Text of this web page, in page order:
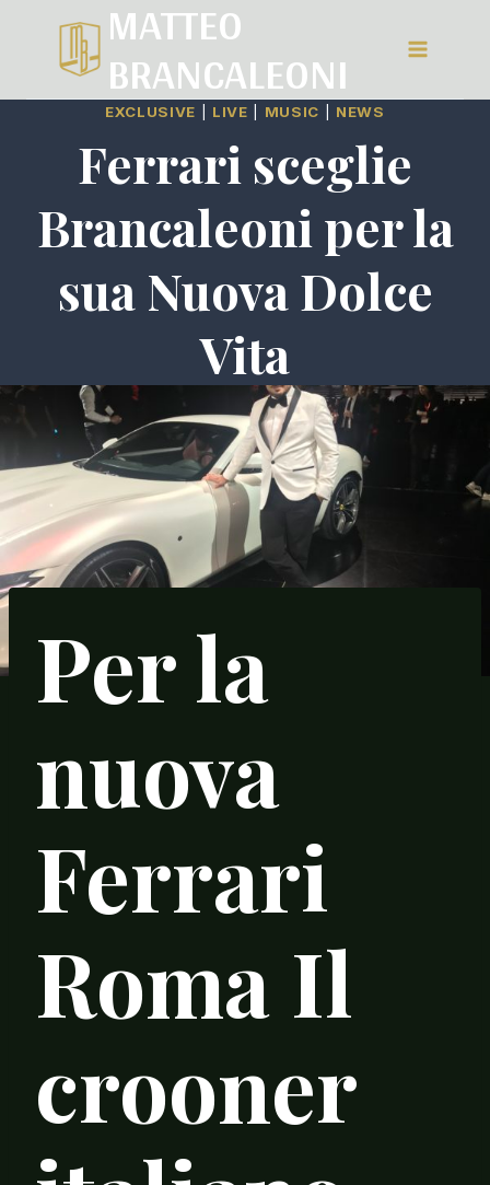
MATTEO
BRANCALEONI
EXCLUSIVE LIVE MUSIC NEWS
Ferrari sceglie
Brancaleoni per la
sua Nuova Dolce
Vita
Per la
nuova
Ferrari
Roma Il
crooner